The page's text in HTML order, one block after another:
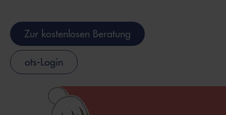
Zur kostenlosen Beratung
ots-Login